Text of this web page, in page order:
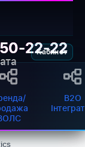
Кабинет
22-22
B2O